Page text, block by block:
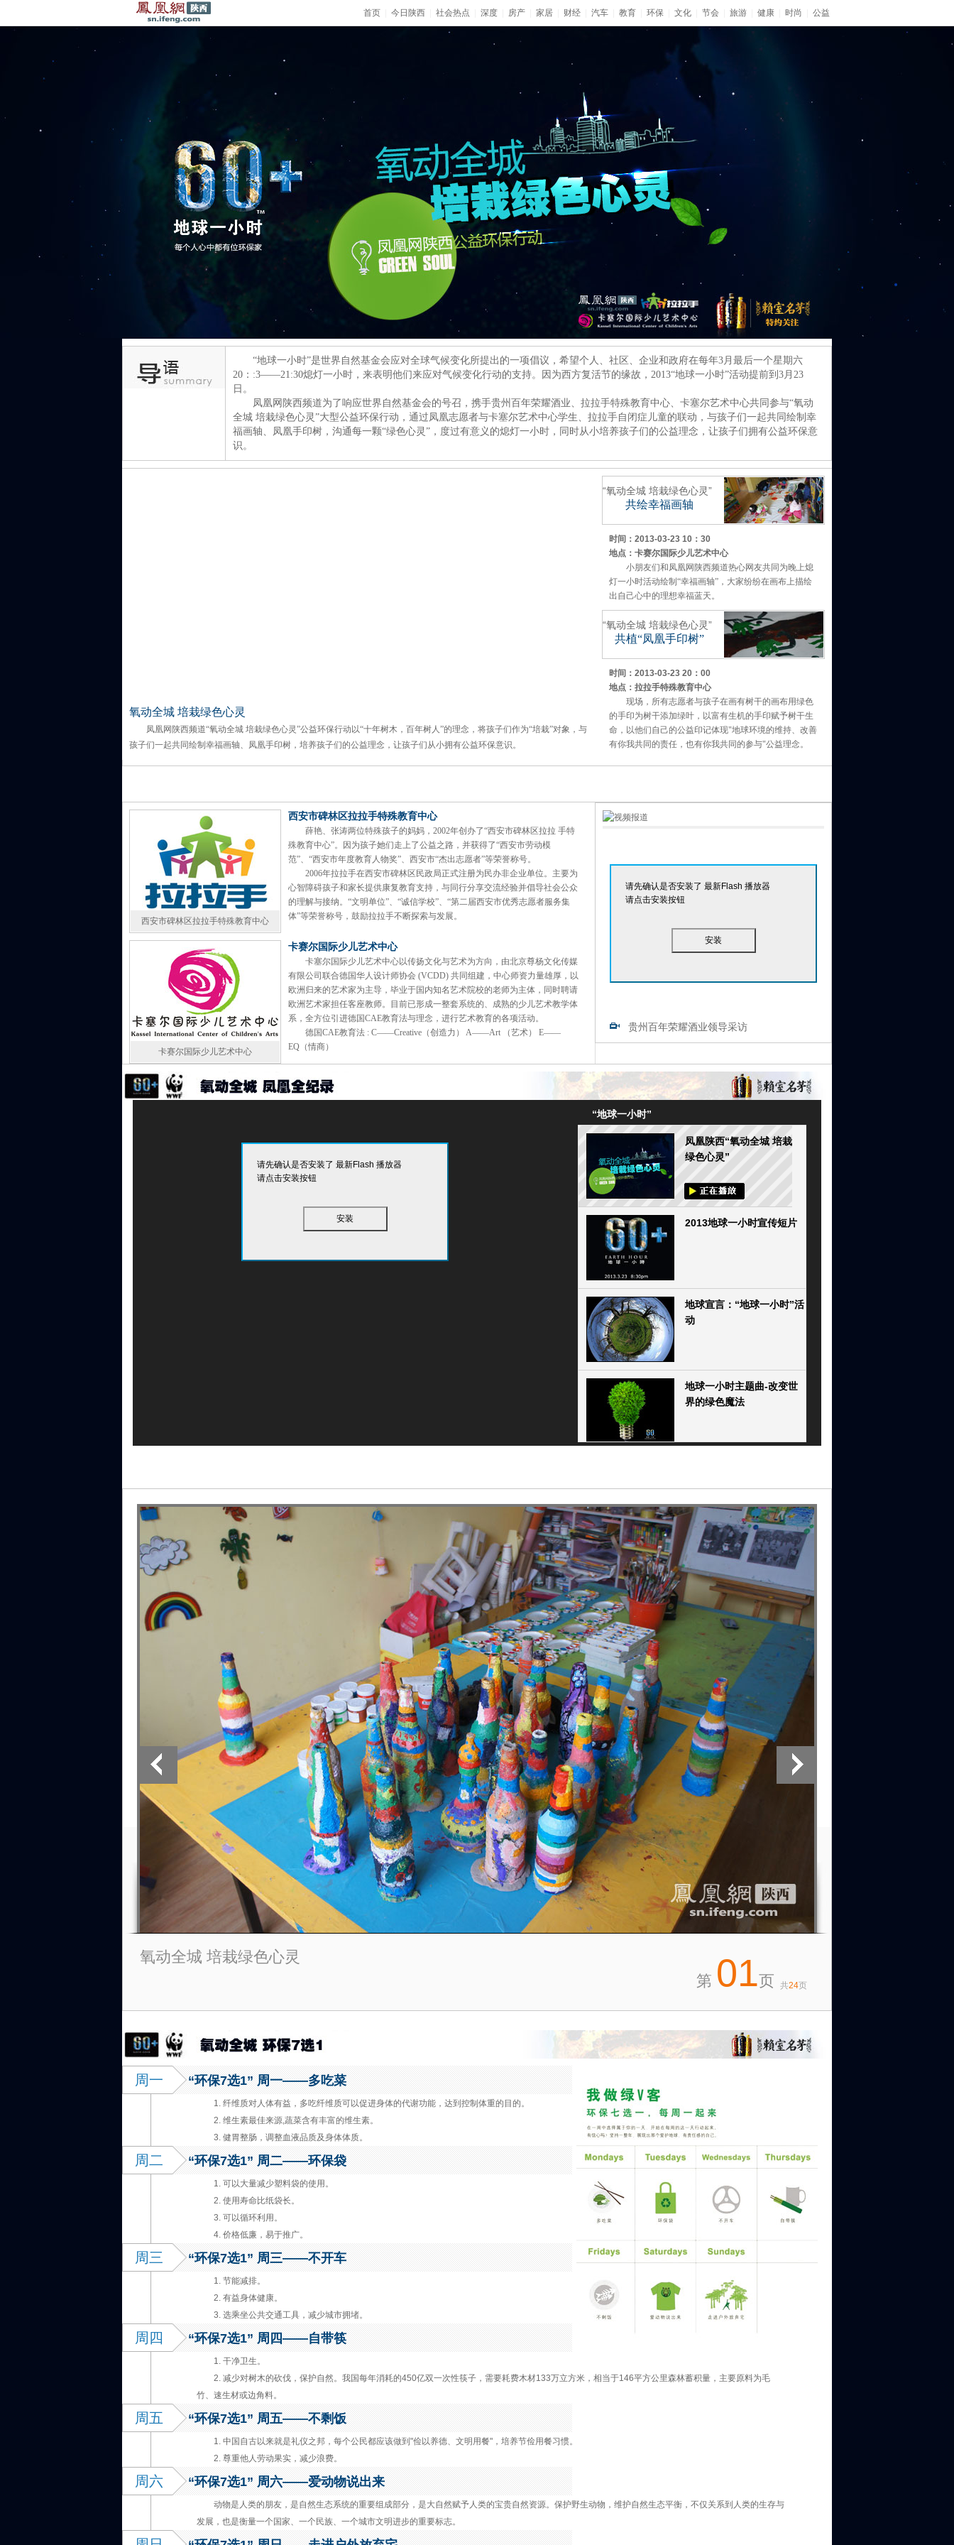
首页 今日陕西 社会热点 深度 房产 家居 财经 汽车 教育 环保 文化 节会 旅游 健康 时尚 公益
“地球一小时”是世界自然基金会应对全球气候变化所提出的一项倡议，希望个人、社区、企业和政府在每年3月最后一个星期六
20：:3——21:30熄灯一小时，来表明他们来应对气候变化行动的支持。因为西方复活节的缘故，2013“地球一小时”活动提前到3月23
日。
凤凰网陕西频道为了响应世界自然基金会的号召，携手贵州百年荣耀酒业、拉拉手特殊教育中心、卡塞尔艺术中心共同参与“氧动
全城 培栽绿色心灵”大型公益环保行动，通过凤凰志愿者与卡塞尔艺术中心学生、拉拉手自闭症儿童的联动，与孩子们一起共同绘制幸
福画轴、凤凰手印树，沟通每一颗“绿色心灵”，度过有意义的熄灯一小时，同时从小培养孩子们的公益理念，让孩子们拥有公益环保意
识。
氧动全城 培栽绿色心灵
凤凰网陕西频道“氧动全城 培栽绿色心灵”公益环保行动以“十年树木，百年树人”的理念，将孩子们作为“培栽”对象，与
孩子们一起共同绘制幸福画轴、凤凰手印树，培养孩子们的公益理念，让孩子们从小拥有公益环保意识。
“氧动全城 培栽绿色心灵”
共绘幸福画轴
时间：2013-03-23 10：30
地点：卡赛尔国际少儿艺术中心
小朋友们和凤凰网陕西频道热心网友共同为晚上熄
灯一小时活动绘制“幸福画轴”，大家纷纷在画布上描绘
出自己心中的理想幸福蓝天。
“氧动全城 培栽绿色心灵”
共植“凤凰手印树”
时间：2013-03-23 20：00
地点：拉拉手特殊教育中心
现场，所有志愿者与孩子在画有树干的画布用绿色
的手印为树干添加绿叶，以富有生机的手印赋予树干生
命，以他们自己的公益印记体现"地球环境的维持、改善
有你我共同的责任，也有你我共同的参与"公益理念。
西安市碑林区拉拉手特殊教育中心
西安市碑林区拉拉手特殊教育中心
薛艳、张涛两位特殊孩子的妈妈，2002年创办了“西安市碑林区拉拉 手特
殊教育中心”。因为孩子她们走上了公益之路，并获得了“西安市劳动模
范”、“西安市年度教育人物奖”、西安市“杰出志愿者”等荣誉称号。
2006年拉拉手在西安市碑林区民政局正式注册为民办非企业单位。主要为
心智障碍孩子和家长提供康复教育支持，与同行分享交流经验并倡导社会公众
的理解与接纳。“文明单位”、“诚信学校”、“第二届西安市优秀志愿者服务集
体”等荣誉称号，鼓励拉拉手不断探索与发展。
卡赛尔国际少儿艺术中心
卡赛尔国际少儿艺术中心
卡塞尔国际少儿艺术中心以传扬文化与艺术为方向，由北京尊杨文化传媒
有限公司联合德国华人设计师协会 (VCDD) 共同组建，中心师资力量雄厚，以
欧洲归来的艺术家为主导，毕业于国内知名艺术院校的老师为主体，同时聘请
欧洲艺术家担任客座教师。目前已形成一整套系统的、成熟的少儿艺术教学体
系，全方位引进德国CAE教育法与理念，进行艺术教育的各项活动。
德国CAE教育法 : C——Creative（创造力） A——Art （艺术） E——
EQ（情商）
请先确认是否安装了 最新Flash 播放器
请点击安装按钮
安装
贵州百年荣耀酒业领导采访
请先确认是否安装了 最新Flash 播放器
请点击安装按钮
安装
“地球一小时”
凤凰陕西“氧动全城 培栽
绿色心灵”
2013地球一小时宣传短片
地球宣言：“地球一小时”活
动
地球一小时主题曲-改变世
界的绿色魔法
中国各地地标建筑熄灯支
持“地球一小时”
2011地球一小时宣传短片
羽泉为地球一小时创作中文
主题曲
氧动全城 培栽绿色心灵
共24页
第 01页
周一 “环保7选1” 周一——多吃菜
1. 纤维质对人体有益，多吃纤维质可以促进身体的代谢功能，达到控制体重的目的。
2. 维生素最佳来源,蔬菜含有丰富的维生素。
3. 健胃整肠，调整血液品质及身体体质。
周二 “环保7选1” 周二——环保袋
1. 可以大量减少塑料袋的使用。
2. 使用寿命比纸袋长。
3. 可以循环利用。
4. 价格低廉，易于推广。
周三 “环保7选1” 周三——不开车
1. 节能减排。
2. 有益身体健康。
3. 选乘坐公共交通工具，减少城市拥堵。
周四 “环保7选1” 周四——自带筷
1. 干净卫生。
2. 减少对树木的砍伐，保护自然。我国每年消耗的450亿双一次性筷子，需要耗费木材133万立方米，相当于146平方公里森林蓄积量，主要原料为毛
竹、速生材或边角料。
周五 “环保7选1” 周五——不剩饭
1. 中国自古以来就是礼仪之邦，每个公民都应该做到"俭以养德、文明用餐"，培养节俭用餐习惯。
2. 尊重他人劳动果实，减少浪费。
周六 “环保7选1” 周六——爱动物说出来
动物是人类的朋友，是自然生态系统的重要组成部分，是大自然赋予人类的宝贵自然资源。保护野生动物，维护自然生态平衡，不仅关系到人类的生存与
发展，也是衡量一个国家、一个民族、一个城市文明进步的重要标志。